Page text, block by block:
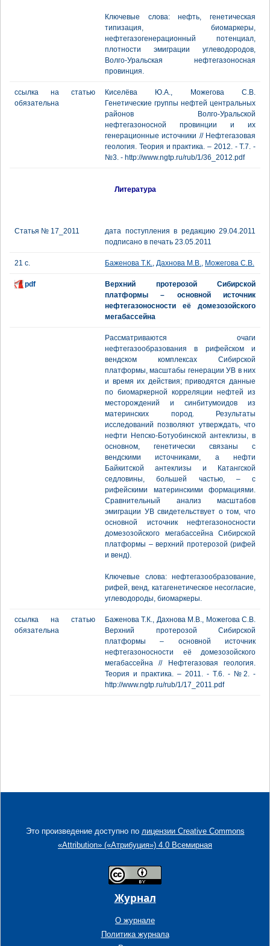
Ключевые слова: нефть, генетическая
типизация, биомаркеры,
нефтегазогенерационный потенциал,
плотности эмиграции углеводородов,
Волго-Уральская нефтегазоносная
провинция.
ссылка на статью
обязательна
Киселёва Ю.А., Можегова С.В.
Генетические группы нефтей центральных
районов Волго-Уральской
нефтегазоносной провинции и их
генерационные источники // Нефтегазовая
геология. Теория и практика. – 2012. - Т.7. -
№3. - http://www.ngtp.ru/rub/1/36_2012.pdf
Литература
Статья № 17_2011
дата поступления в редакцию 29.04.2011
подписано в печать 23.05.2011
21 с. Баженова Т.К., Дахнова М.В., Можегова С.В.
pdf
Верхний протерозой Сибирской
платформы – основной источник
нефтегазоносности её домезозойского
мегабассейна
Рассматриваются очаги
нефтегазообразования в рифейском и
вендском комплексах Сибирской
платформы, масштабы генерации УВ в них
и время их действия; приводятся данные
по биомаркерной корреляции нефтей из
месторождений и синбитумоидов из
материнских пород. Результаты
исследований позволяют утверждать, что
нефти Непско-Ботуобинской антеклизы, в
основном, генетически связаны с
вендскими источниками, а нефти
Байкитской антеклизы и Катангской
седловины, большей частью, – с
рифейскими материнскими формациями.
Сравнительный анализ масштабов
эмиграции УВ свидетельствует о том, что
основной источник нефтегазоносности
домезозойского мегабассейна Сибирской
платформы – верхний протерозой (рифей
и венд).
Ключевые слова: нефтегазообразование,
рифей, венд, катагенетическое несогласие,
углеводороды, биомаркеры.
ссылка на статью
обязательна
Баженова Т.К., Дахнова М.В., Можегова С.В.
Верхний протерозой Сибирской
платформы – основной источник
нефтегазоносности её домезозойского
мегабассейна // Нефтегазовая геология.
Теория и практика. – 2011. - Т.6. - №2. -
http://www.ngtp.ru/rub/1/17_2011.pdf
Это произведение доступно по лицензии Creative Commons
«Attribution» («Атрибуция») 4.0 Всемирная
Журнал
О журнале
Политика журнала